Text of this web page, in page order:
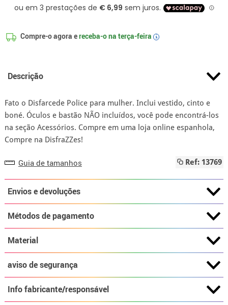
Compre-o agora ereceba-o na terça-feira i
Descrição
Fato o Disfarcede Police para mulher. Inclui vestido, cinto e
boné. Óculos e bastão NÃO incluídos, você pode encontrá-los
na seção Acessórios. Compre em uma loja online espanhola,
Compre na DisfraZZes!
Guia de tamanhos Ref: 13769
Envios e devoluções
Métodos de pagamento
Material
aviso de segurança
Info fabricante/responsável